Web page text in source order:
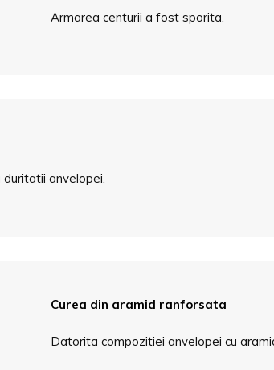
Armarea centurii a fost sporita.
anvelopei.
Curea din aramid ranforsata
Datorita compozitiei anvelopei cu